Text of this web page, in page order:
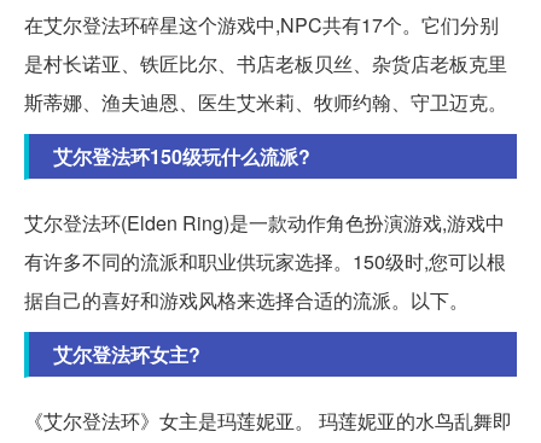
在艾尔登法环碎星这个游戏中,NPC共有17个。它们分别
是村长诺亚、铁匠比尔、书店老板贝丝、杂货店老板克里
斯蒂娜、渔夫迪恩、医生艾米莉、牧师约翰、守卫迈克。
艾尔登法环150级玩什么流派?
艾尔登法环(Elden Ring)是一款动作角色扮演游戏,游戏中
有许多不同的流派和职业供玩家选择。150级时,您可以根
据自己的喜好和游戏风格来选择合适的流派。以下。
艾尔登法环女主?
《艾尔登法环》女主是玛莲妮亚。 玛莲妮亚的水鸟乱舞即